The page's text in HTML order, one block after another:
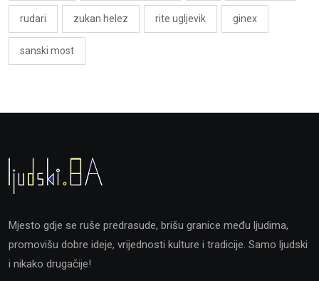
rudari zukan helez rite ugljevik ginex
sanski most
Mjesto gdje se ruše predrasude, brišu granice među ljudima,
promovišu dobre ideje, vrijednosti kulture i tradicije. Samo ljudski
i nikako drugačije!